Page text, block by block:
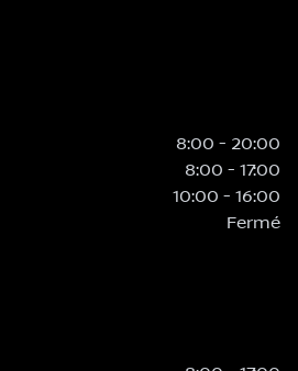
8:00 - 20:00
8:00 - 17:00
10:00 - 16:00
Fermé